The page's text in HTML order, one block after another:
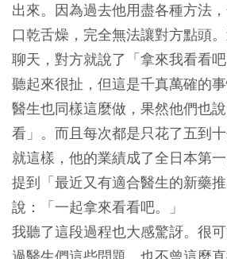
出來。因為過去他用盡各種方法
口乾舌燥，完全無法讓對方點頭
聊天，對方就說了「拿來我看看吧
聽起來很扯，但這是千真萬確的
醫生也同樣這麼做，果然他們也
看」。而且每次都是只花了五到十
就這樣，他的業績成了全日本第
提到「最近又有適合醫生的新藥
說：「一起拿來看看吧。」
我聽了這段過程也大感驚訝。很